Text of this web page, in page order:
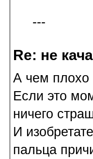
---
Re: не
А чем плохо
Если это
ничего
И
пальца